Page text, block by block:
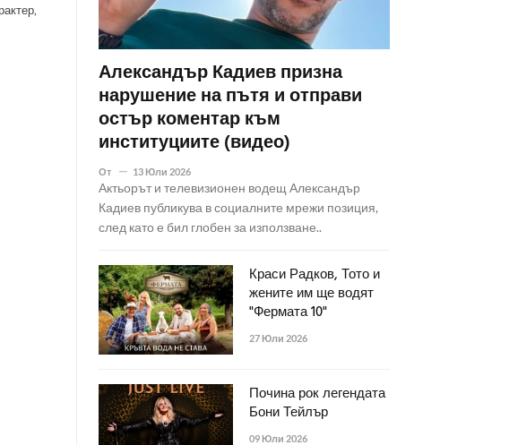
Александър Кадиев призна
нарушение на пътя и отправи
остър коментар към
институциите (видео)
От 13 Юли 2026
Актьорът и телевизионен водещ Александър
Кадиев публикува в социалните мрежи позиция,
след като е бил глобен за използване..
Краси Радков, Тото и
жените им ще водят
"Фермата 10"
27 Юли 2026
Почина рок легендата
Бони Тейлър
09 Юли 2026